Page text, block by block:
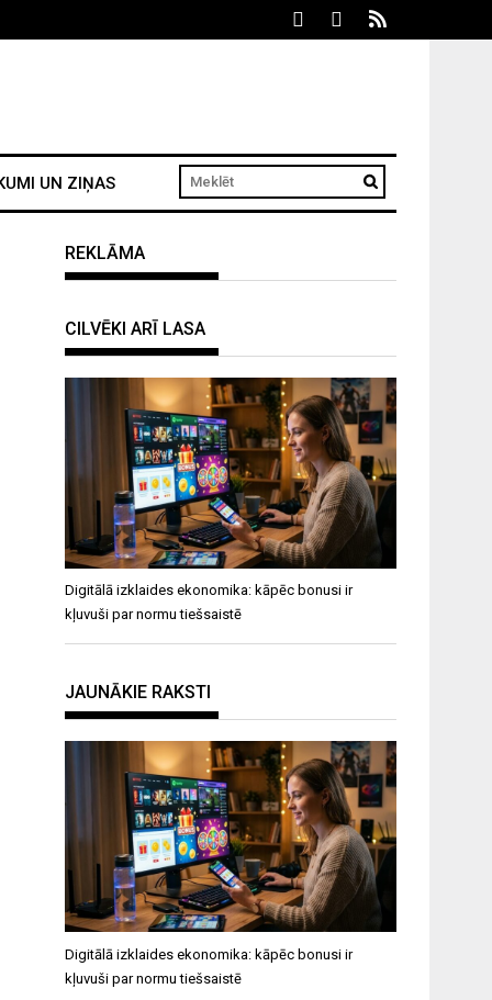
UN ZIŅAS
REKLĀMA
CILVĒKI ARĪ LASA
Digitālā izklaides ekonomika: kāpēc bonusi ir
kļuvuši par normu tiešsaistē
JAUNĀKIE RAKSTI
Digitālā izklaides ekonomika: kāpēc bonusi ir
kļuvuši par normu tiešsaistē